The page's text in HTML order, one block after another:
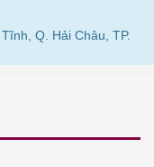
Q. Hải Châu, TP.